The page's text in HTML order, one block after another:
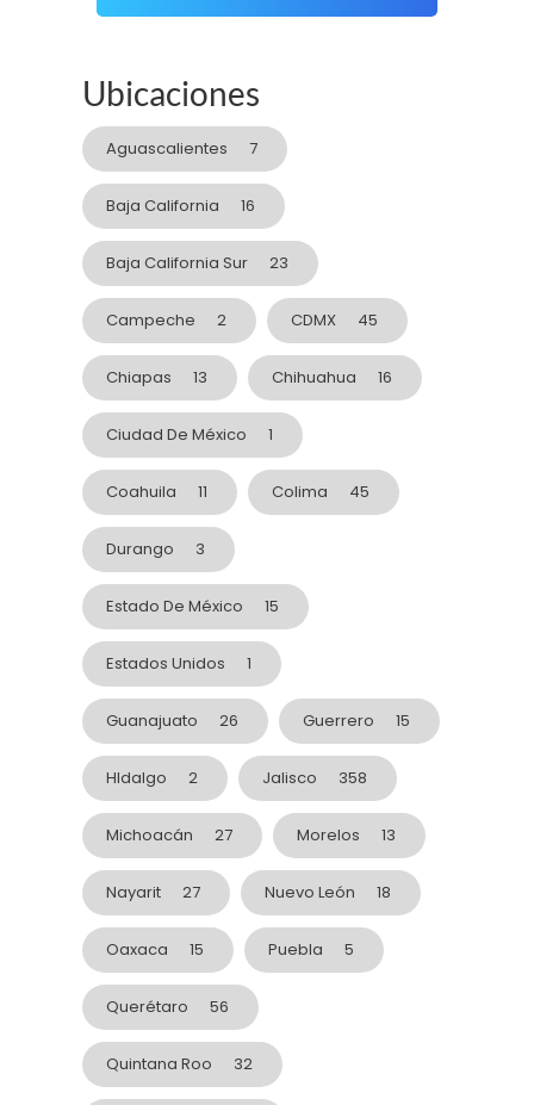
Ubicaciones
Aguascalientes 7
Baja California 16
Baja California Sur 23
Campeche 2 CDMX 45
Chiapas 13 Chihuahua 16
Ciudad De México 1
Coahuila 11 Colima 45
Durango 3
Estado De México 15
Estados Unidos 1
Guanajuato 26 Guerrero 15
HIdalgo 2 Jalisco 358
Michoacán 27 Morelos 13
Nayarit 27 Nuevo León 18
Oaxaca 15 Puebla 5
Querétaro 56
Quintana Roo 32